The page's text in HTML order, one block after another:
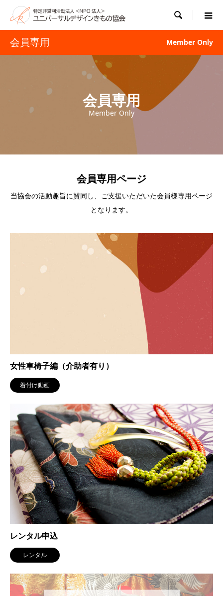

会員専用 Member Only
会員専用
Member Only
会員専用ページ
当協会の活動趣旨に賛同し、ご支援いただいた会員様専用ページ
となります。
女性車椅子編（介助者有り）
着付け動画
レンタル申込
レンタル